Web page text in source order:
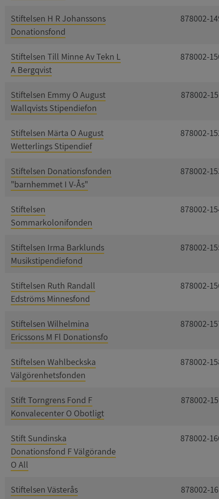
Stiftelsen H R Johanssons
Donationsfond
878002-
Stiftelsen Till Minne Av Tekn L
A Bergqvist
878002-
Stiftelsen Emmy O August
Wallqvists Stipendiefon
878002-
Stiftelsen Märta O August
Wetterlings Stipendief
878002-
Stiftelsen Donationsfonden
"barnhemmet I V-Ås"
878002-
Stiftelsen
Sommarkolonifonden
878002-
Stiftelsen Irma Barklunds
Musikstipendiefond
878002-
Stiftelsen Ruth Randall
Edströms Minnesfond
878002-
Stiftelsen Wilhelmina
Ericssons M Fl Donationsfo
878002-
Stiftelsen Wahlbeckska
Välgörenhetsfonden
878002-
Stift Torngrens Fond F
Konvalecenter O Obotligt
878002-
Stift Sundinska
Donationsfond F Välgörande
O All
878002-
Stiftelsen Västerås
878002-